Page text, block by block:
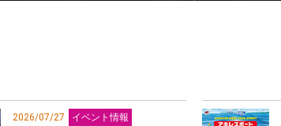
2026/07/27 イベント情報